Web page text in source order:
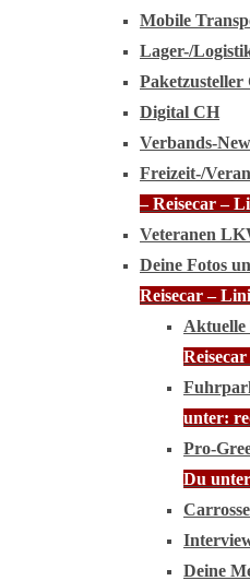
Mobile
Lager-/
Paketzusteller
Digital CH
Verbands-
Freizeit-/
– Reisecar –
Veteranen
Deine Fotos
Reisecar –
unter:
Pro-
Du
Deine